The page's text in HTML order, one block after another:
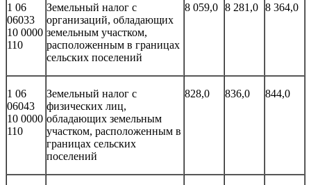
1 06
06033
10 0000
110
Земельный налог с
организаций, обладающих
земельным участком,
расположенным в границах
сельских поселений
8 059,0 8 281,0 8 364,0
1 06
06043
10 0000
110
Земельный налог с
физических лиц,
обладающих земельным
участком, расположенным в
границах сельских
поселений
828,0 836,0 844,0